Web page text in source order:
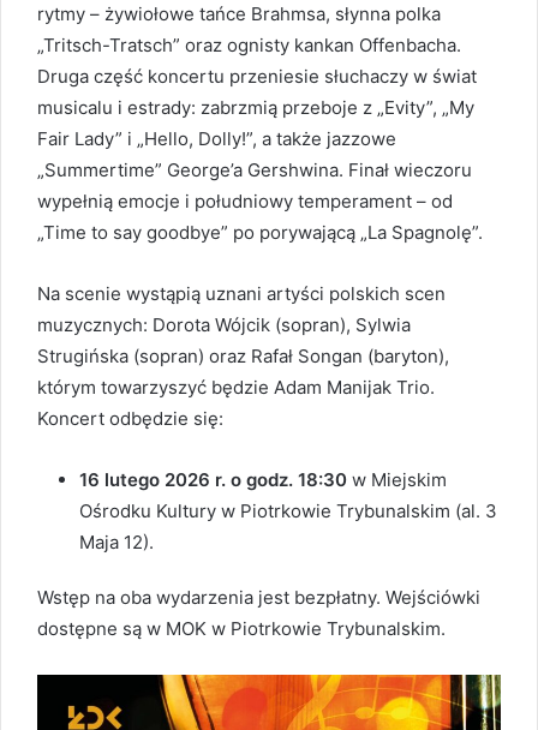
rytmy – żywiołowe tańce Brahmsa, słynna polka
„Tritsch-Tratsch” oraz ognisty kankan Offenbacha.
Druga część koncertu przeniesie słuchaczy w świat
musicalu i estrady: zabrzmią przeboje z „Evity”, „My
Fair Lady” i „Hello, Dolly!”, a także jazzowe
„Summertime” George’a Gershwina. Finał wieczoru
wypełnią emocje i południowy temperament – od
„Time to say goodbye” po porywającą „La Spagnolę”.
Na scenie wystąpią uznani artyści polskich scen
muzycznych: Dorota Wójcik (sopran), Sylwia
Strugińska (sopran) oraz Rafał Songan (baryton),
którym towarzyszyć będzie Adam Manijak Trio.
Koncert odbędzie się:
16 lutego 2026 r. o godz. 18:30 w Miejskim
Ośrodku Kultury w Piotrkowie Trybunalskim (al. 3
Maja 12).
Wstęp na oba wydarzenia jest bezpłatny. Wejściówki
dostępne są w MOK w Piotrkowie Trybunalskim.